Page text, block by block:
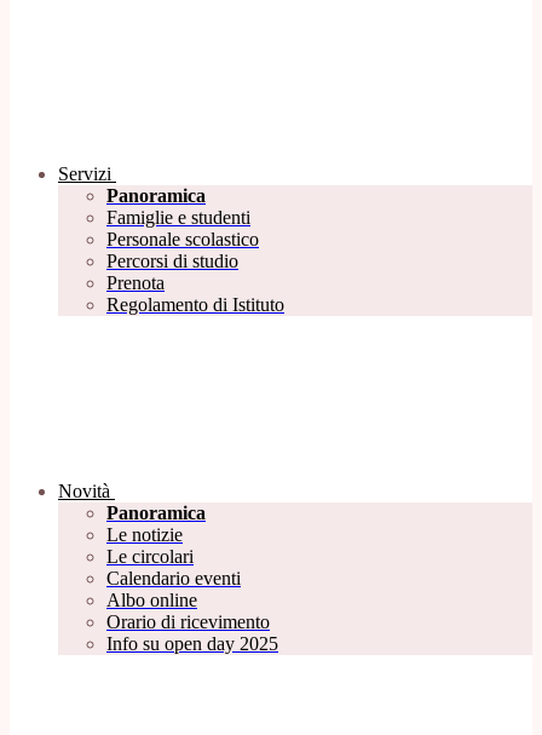
Servizi
Panoramica
Famiglie e studenti
Personale scolastico
Percorsi di studio
Prenota
Regolamento di Istituto
Novità
Panoramica
Le notizie
Le circolari
Calendario eventi
Albo online
Orario di ricevimento
Info su open day 2025